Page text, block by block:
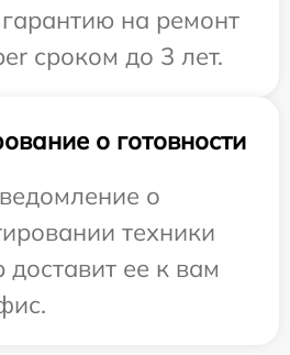
на ремонт
сроком до 3 лет.
о готовности
о
техники
доставит ее к вам